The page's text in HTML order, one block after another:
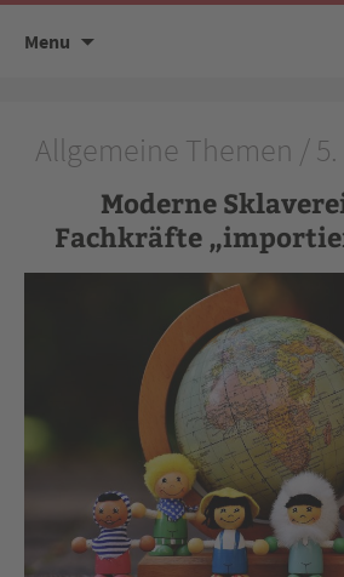
Menu
Allgemeine Themen / 5.
Moderne
Fachkräfte